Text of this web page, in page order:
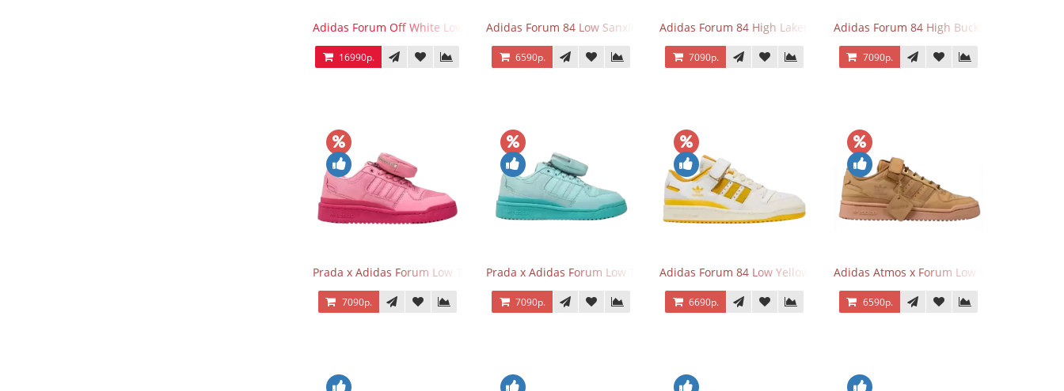
Adidas Forum Off White Low White Black
16990р.
Adidas Forum 84 Low Sanxingdui
6590р.
Adidas Forum 84 High Lakers
7090р.
Adidas Forum 84 High Bucks
7090р.
Prada x Adidas Forum Low Triple Pink
7090р.
Prada x Adidas Forum Low Triple Mint
7090р.
Adidas Forum 84 Low Yellow
6690р.
Adidas Atmos x Forum Low Wheat Dark
6590р.